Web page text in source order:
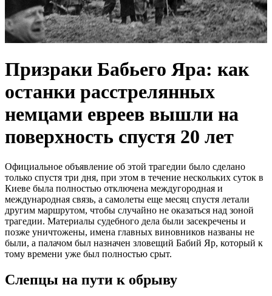
Призраки Бабьего Яра: как
останки расстрелянных
немцами евреев вышли на
поверхность спустя 20 лет
Официальное объявление об этой трагедии было сделано
только спустя три дня, при этом в течение нескольких суток в
Киеве была полностью отключена междугородная и
международная связь, а самолеты еще месяц спустя летали
другим маршрутом, чтобы случайно не оказаться над зоной
трагедии. Материалы судебного дела были засекречены и
позже уничтожены, имена главных виновников названы не
были, а палачом был назначен зловещий Бабий Яр, который к
тому времени уже был полностью срыт.
Слепцы на пути к обрыву